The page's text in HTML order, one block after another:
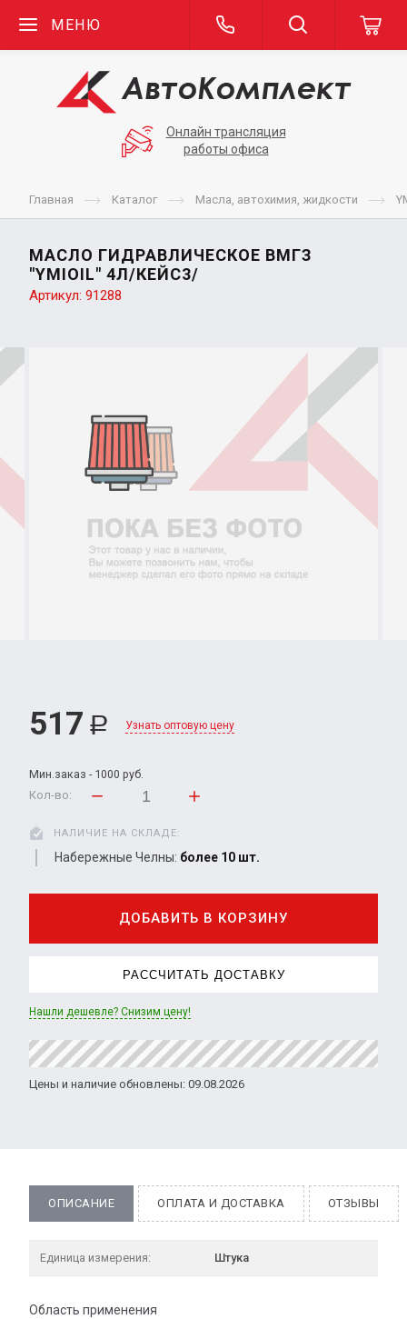
МЕНЮ
Онлайн трансляция
работы офиса
Главная Каталог Масла, автохимия, жидкости
МАСЛО ГИДРАВЛИЧЕСКОЕ ВМГЗ
"YMIOIL" 4Л/КЕЙС3/
Артикул: 91288
517 Р Узнать оптовую цену
Мин.заказ - 1000 руб.
Кол-во:
НАЛИЧИЕ НА СКЛАДЕ:
Набережные Челны: более 10 шт.
ДОБАВИТЬ В КОРЗИНУ
РАССЧИТАТЬ ДОСТАВКУ
Нашли дешевле? Снизим цену!
Цены и наличие обновлены: 09.08.2026
ОПИСАНИЕ ОПЛАТА И ДОСТАВКА ОТЗЫВЫ
Единица измерения: Штука
Область применения